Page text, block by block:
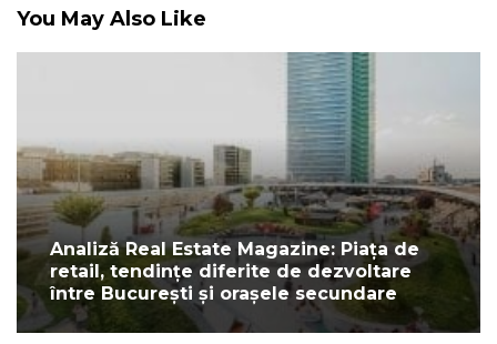
You May Also Like
Analiză Real Estate Magazine: Piața de
retail, tendințe diferite de dezvoltare
între București și orașele secundare